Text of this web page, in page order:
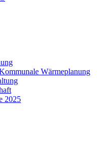
Wärmeplanung
2025